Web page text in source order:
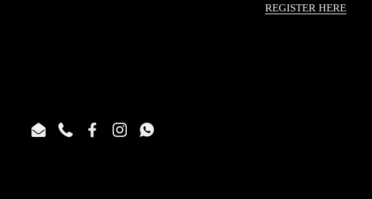
REGISTER HERE
EmailPhoneFacebookInstagramWhatsApp